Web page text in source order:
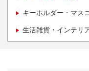
キーホルダー・マス
生活雑貨・インテリ